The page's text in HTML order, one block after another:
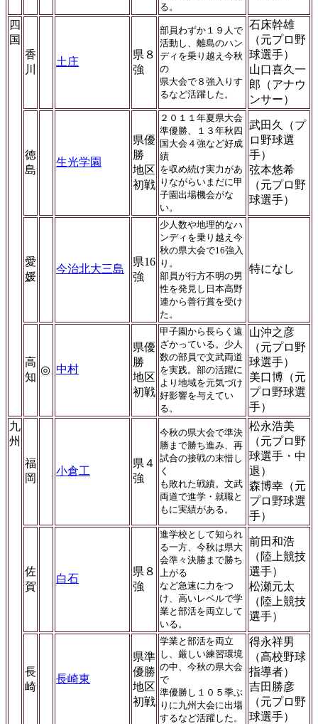
る。
四
国
香
川
土庄
県８
強
部員わずか１９人で
活動し、離島のハン
ディを乗り越え今秋
の
県大会で８強入りす
るなど活躍した。
石床幹雄
（元プロ野
球選手）
山口喜久一
郎（アナウ
ンサー）
徳
島
生光学園
県優
勝
地区
初戦
２０１１年夏県大会
準優勝、１３年秋四
国大会４強など好成
績
を収め続け実力があ
りながらいまだに甲
子園出場機会がな
い。
武田久（プ
ロ野球選
手）
弦本悠希
（元プロ野
球選手）
愛
媛
今治北大三島
県16
強
少人数や地理的なハ
ンディを乗り越え今
秋の県大会で16強入
り。
部員が行方不明の男
性を発見し日本高野
連から善行賞を受け
た。
特になし
高
知
◎ 中村
県優
勝
地区
初戦
甲子園から長らく遠
ざかっている。少人
数の部員で文武両道
を実践。部の活躍に
より地域を元気づけ
好影響を与えてい
る。
山沖之彦
（元プロ野
球選手）
美口博（元
プロ野球選
手）
九
州
福
岡
小倉工
県４
強
今秋の県大会で準決
勝まで勝ち進み、再
試合の接戦の末惜し
く
も敗れた戦績。文武
両道で進学・就職と
もに実績がある。
松永浩美
（元プロ野
球選手・中
退）
森博幸（元
プロ野球選
手）
佐
賀
白石
県８
強
進学校として知られ
る一方、今秋は県大
会準々決勝まで勝ち
上がる
など急速に力をつ
け、高いレベルで学
業と部活を両立して
いる。
前田和浩
（陸上競技
選手）
松瀬元太
（陸上競技
選手）
長
崎
長崎東
県準
優勝
地区
初戦
学業と部活を両立
し、厳しい練習環境
の中、今秋の県大会
で
準優勝し１０５季ぶ
りに九州大会に出場
するなど活躍した。
得永祥男
（高校野球
指導者）
吉田勝彦
（元プロ野
球選手）